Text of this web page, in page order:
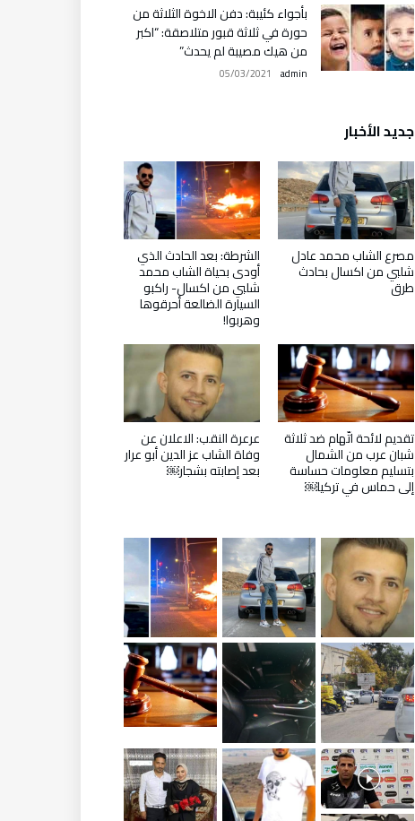
بأجواء كئيبة: دفن الاخوة الثلاثة من
حورة في ثلاثة قبور متلاصقة: “اكبر
من هيك مصيبة لم يحدث”
admin
05/03/2021
جديد الأخبار
الشرطة: بعد الحادث الذي
أودى بحياة الشاب محمد
شلبي من اكسال- راكبو
السيارة الضالعة أحرقوها
وهربوا!
مصرع الشاب محمد عادل
شلبي من اكسال بحادث
طرق
عرعرة النقب: الاعلان عن
وفاة الشاب عز الدين أبو عرار
بعد إصابته بشجار￼
تقديم لائحة اتّهام ضد ثلاثة
شبان عرب من الشمال
بتسليم معلومات حساسة
إلى حماس في تركيا￼